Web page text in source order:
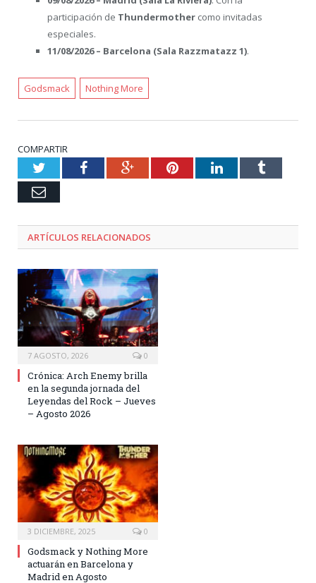
participación de Thundermother como invitadas
especiales.
11/08/2026 – Barcelona (Sala Razzmatazz 1).
Godsmack Nothing More
COMPARTIR
TwitterFacebookGoogle+PinterestLinkedInTumblr
Email
ARTÍCULOS RELACIONADOS
7 AGOSTO, 2026 0
Crónica: Arch Enemy brilla
en la segunda jornada del
Leyendas del Rock – Jueves
– Agosto 2026
3 DICIEMBRE, 2025 0
Godsmack y Nothing More
actuarán en Barcelona y
Madrid en Agosto